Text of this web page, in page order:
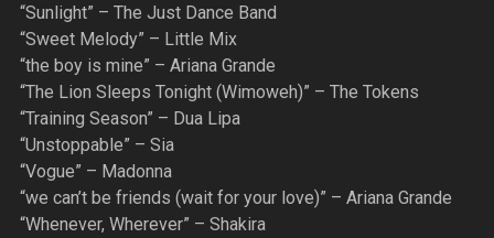
“Sunlight” – The Just Dance Band
“Sweet Melody” – Little Mix
“the boy is mine” – Ariana Grande
“The Lion Sleeps Tonight (Wimoweh)” – The Tokens
“Training Season” – Dua Lipa
“Unstoppable” – Sia
“Vogue” – Madonna
“we can’t be friends (wait for your love)” – Ariana Grande
“Whenever, Wherever” – Shakira